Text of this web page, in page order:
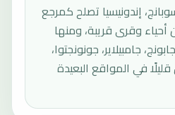
إندونيسيا تصلح كمرجع
وقرى قريبة، ومنها
جامبيلاير، جونونجتوا،
في المواقع البعيدة